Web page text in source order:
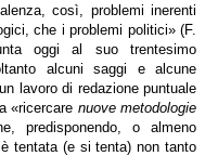
così, problemi inerenti
che i problemi politici» (F.
oggi al suo trentesimo
alcuni saggi e alcune
lavoro di redazione puntuale
«ricercare nuove metodologie
predisponendo, o almeno
tentata (e si tenta) non tanto